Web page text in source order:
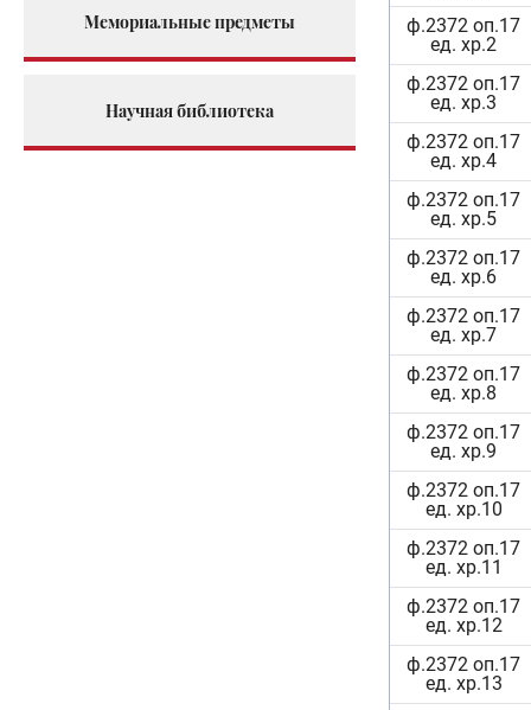
Мемориальные предметы
Научная библиотека
ф.2372 оп.17
ед. хр.2
ф.2372 оп.17
ед. хр.3
ф.2372 оп.17
ед. хр.4
ф.2372 оп.17
ед. хр.5
ф.2372 оп.17
ед. хр.6
ф.2372 оп.17
ед. хр.7
ф.2372 оп.17
ед. хр.8
ф.2372 оп.17
ед. хр.9
ф.2372 оп.17
ед. хр.10
ф.2372 оп.17
ед. хр.11
ф.2372 оп.17
ед. хр.12
ф.2372 оп.17
ед. хр.13